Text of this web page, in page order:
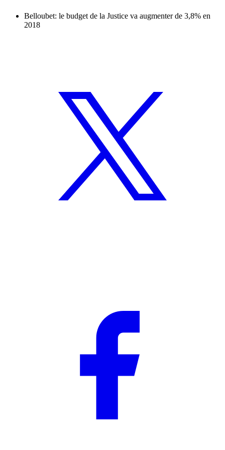
Belloubet: le budget de la Justice va augmenter de 3,8% en
2018